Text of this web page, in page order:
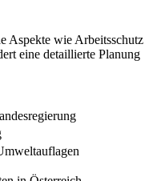
Aspekte wie Arbeitsschutz
eine detaillierte Planung